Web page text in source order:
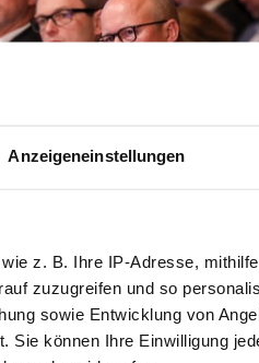
Anzeigeneinstellungen
z. B. Ihre IP-Adresse,
zuzugreifen und so
sowie Entwicklung von
Sie können Ihre Einwilligung